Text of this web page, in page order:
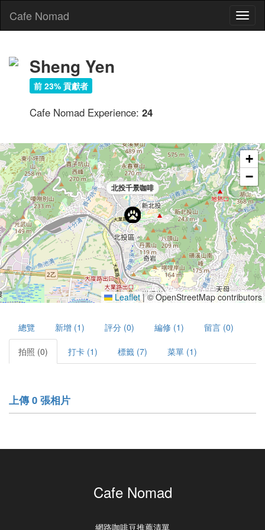
Cafe Nomad
Sheng Yen
前 23% 貢獻者
Cafe Nomad Experience: 24
北投千景咖啡
+
−
Leaflet |© OpenStreetMap contributors
總覽 新增 (1) 評分 (0) 編修 (1) 留言 (0)
拍照 (0) 打卡 (1) 標籤 (7) 菜單 (1)
上傳 0 張相片
Cafe Nomad
網路咖啡豆推薦清單